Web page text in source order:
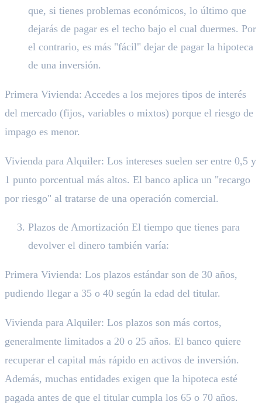
que, si tienes problemas económicos, lo último que
dejarás de pagar es el techo bajo el cual duermes. Por
el contrario, es más "fácil" dejar de pagar la hipoteca
de una inversión.
Primera Vivienda: Accedes a los mejores tipos de interés
del mercado (fijos, variables o mixtos) porque el riesgo de
impago es menor.
Vivienda para Alquiler: Los intereses suelen ser entre 0,5 y
1 punto porcentual más altos. El banco aplica un "recargo
por riesgo" al tratarse de una operación comercial.
Plazos de Amortización El tiempo que tienes para
devolver el dinero también varía:
Primera Vivienda: Los plazos estándar son de 30 años,
pudiendo llegar a 35 o 40 según la edad del titular.
Vivienda para Alquiler: Los plazos son más cortos,
generalmente limitados a 20 o 25 años. El banco quiere
recuperar el capital más rápido en activos de inversión.
Además, muchas entidades exigen que la hipoteca esté
pagada antes de que el titular cumpla los 65 o 70 años.